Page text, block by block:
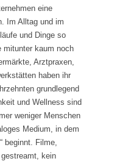
eine
Im Alltag und im
und Dinge so
mitunter kaum noch
Arztpraxen,
haben ihr
grundlegend
und Wellness sind
weniger Menschen
Medium, in dem
beginnt. Filme,
kein